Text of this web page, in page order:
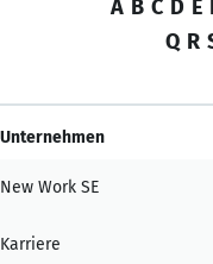
A B C D E
Q R
Unternehmen
New Work SE
Karriere